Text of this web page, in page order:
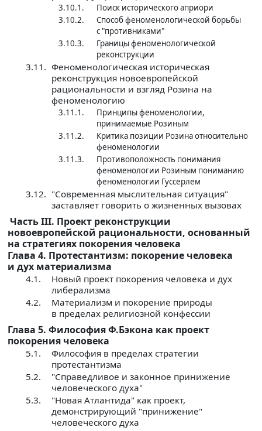
3.10.1.
Поиск исторического априори
3.10.2.
Способ феноменологической борьбы
с "противниками"
3.10.3.
Границы феноменологической
реконструкции
3.11. Феноменологическая историческая
реконструкция новоевропейской
рациональности и взгляд Розина на
феноменологию
3.11.1.
Принципы феноменологии,
принимаемые Розиным
3.11.2.
Критика позиции Розина относительно
феноменологии
3.11.3.
Противоположность понимания
феноменологии Розиным пониманию
феноменологии Гуссерлем
3.12. "Современная мыслительная ситуация"
заставляет говорить о жизненных вызовах
Часть III. Проект реконструкции
новоевропейской рациональности, основанный
на стратегиях покорения человека
Глава 4. Протестантизм: покорение человека
и дух материализма
4.1.
Новый проект покорения человека и дух
либерализма
4.2.
Материализм и покорение природы
в пределах религиозной конфессии
Глава 5. Философия Ф.Бэкона как проект
покорения человека
5.1.
Философия в пределах стратегии
протестантизма
5.2.
"Справедливое и законное принижение
человеческого духа"
5.3.
"Новая Атлантида" как проект,
демонстрирующий "принижение"
человеческого духа